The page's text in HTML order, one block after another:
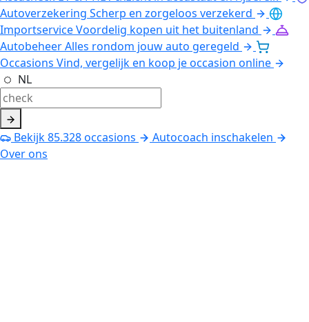
Autoverzekering Scherp en zorgeloos verzekerd
ImportserviceVoordelig kopen uit het buitenland
AutobeheerAlles rondom jouw auto geregeld
Occasions Vind, vergelijk en koop je occasion online
NL
Bekijk85.328occasions
Autocoach inschakelen
Over ons